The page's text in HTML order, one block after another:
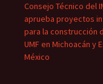
Consejo Técnico del
aprueba proyectos
para la construcción
UMF en Michoacán y
México